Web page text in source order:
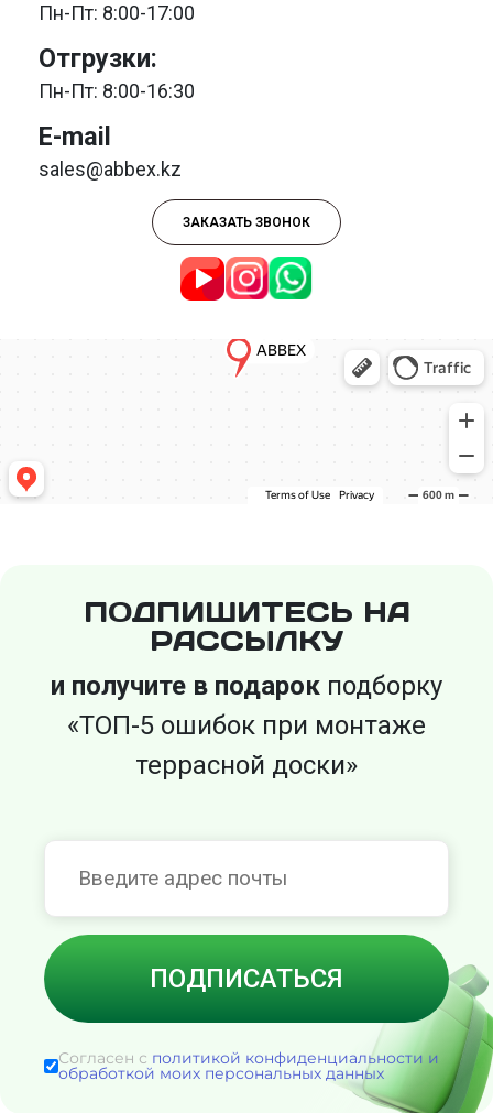
Пн-Пт: 8:00-17:00
Отгрузки:
Пн-Пт: 8:00-16:30
E-mail
sales@abbex.kz
ЗАКАЗАТЬ ЗВОНОК
ПОДПИШИТЕСЬ НА
РАССЫЛКУ
и получите в подарок подборку
«ТОП-5 ошибок при монтаже
террасной доски»
Согласен с политикой конфиденциальности и
обработкой моих персональных данных